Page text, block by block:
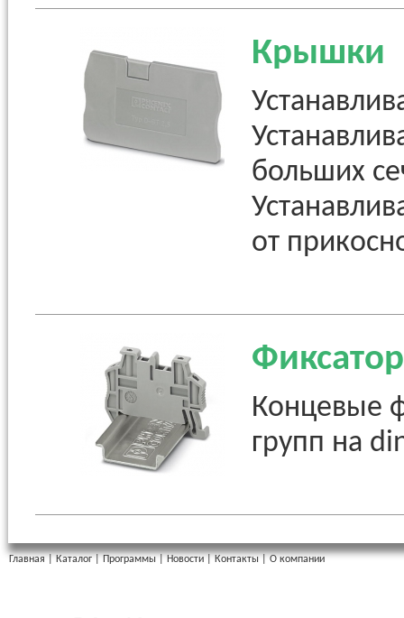
Крышки
больших
от
Концевые
групп на
Главная | Каталог | Программы | Новости | Контакты | О компании